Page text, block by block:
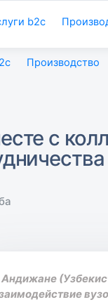
b2c
Производство
с
Андижане